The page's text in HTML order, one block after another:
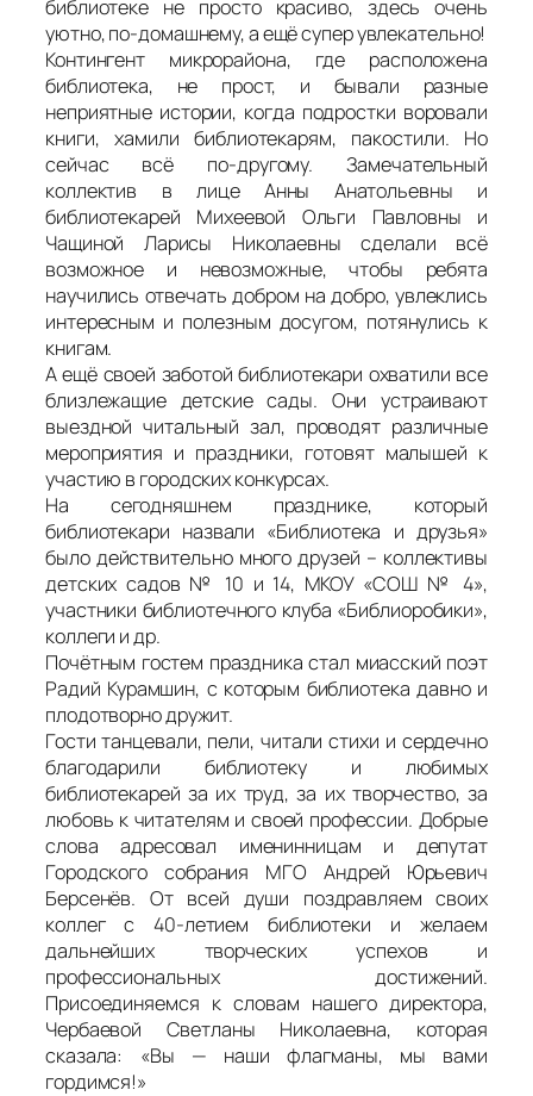
библиотеке не просто красиво, здесь очень
уютно, по-домашнему, а ещё супер увлекательно!
Контингент микрорайона, где расположена
библиотека, не прост, и бывали разные
неприятные истории, когда подростки воровали
книги, хамили библиотекарям, пакостили. Но
сейчас всё по-другому. Замечательный
коллектив в лице Анны Анатольевны и
библиотекарей Михеевой Ольги Павловны и
Чащиной Ларисы Николаевны сделали всё
возможное и невозможные, чтобы ребята
научились отвечать добром на добро, увлеклись
интересным и полезным досугом, потянулись к
книгам.
А ещё своей заботой библиотекари охватили все
близлежащие детские сады. Они устраивают
выездной читальный зал, проводят различные
мероприятия и праздники, готовят малышей к
участию в городских конкурсах.
На сегодняшнем празднике, который
библиотекари назвали «Библиотека и друзья»
было действительно много друзей – коллективы
детских садов № 10 и 14, МКОУ «СОШ № 4»,
участники библиотечного клуба «Библиоробики»,
коллеги и др.
Почётным гостем праздника стал миасский поэт
Радий Курамшин, с которым библиотека давно и
плодотворно дружит.
Гости танцевали, пели, читали стихи и сердечно
благодарили библиотеку и любимых
библиотекарей за их труд, за их творчество, за
любовь к читателям и своей профессии. Добрые
слова адресовал именинницам и депутат
Городского собрания МГО Андрей Юрьевич
Берсенёв. От всей души поздравляем своих
коллег с 40-летием библиотеки и желаем
дальнейших творческих успехов и
профессиональных достижений.
Присоединяемся к словам нашего директора,
Чербаевой Светланы Николаевна, которая
сказала: «Вы — наши флагманы, мы вами
гордимся!»